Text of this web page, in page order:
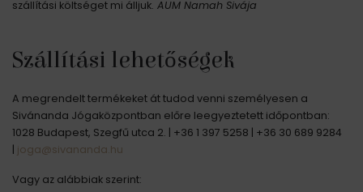
szállítási költséget mi álljuk. AUM Namah Sivája
Szállítási lehetőségek
A megrendelt termékeket át tudod venni személyesen a
Sivánanda Jógaközpontban előre leegyeztetett időpontban:
1028 Budapest, Szegfű utca 2. | +36 1 397 5258 | +36 30 689 9284
| joga@sivananda.hu
Vagy az alábbiak szerint: